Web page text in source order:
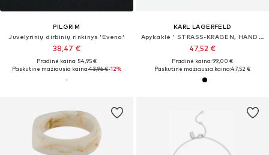
PILGRIM
Juvelyrinių dirbinių rinkinys 'Evena'
38,47 €
Pradinė kaina: 54,95 €
Paskutinė mažiausia kaina:43,96 €-12%
KARL LAGERFELD
Apykaklė ' STRASS-KRAGEN, HANDVERLESEN VON HUN KIM '
47,52 €
Pradinė kaina: 99,00 €
Paskutinė mažiausia kaina:47,52 €